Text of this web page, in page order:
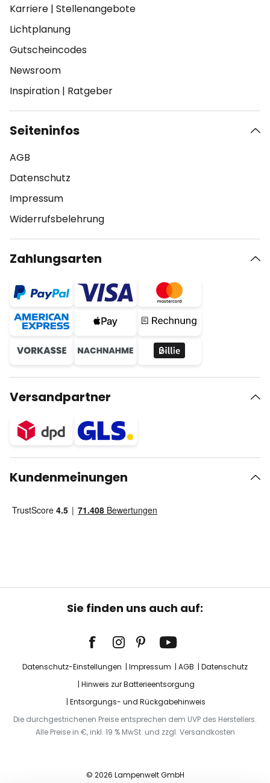
Karriere | Stellenangebote
Lichtplanung
Gutscheincodes
Newsroom
Inspiration | Ratgeber
Seiteninfos
AGB
Datenschutz
Impressum
Widerrufsbelehrung
Zahlungsarten
Versandpartner
Kundenmeinungen
Sie finden uns auch auf:
Datenschutz-Einstellungen Impressum AGB
Datenschutz
Hinweis zur Batterieentsorgung
Entsorgungs- und Rückgabehinweis
Die durchgestrichenen Preise entsprechen dem UVP des Herstellers.
Alle Preise in €, inkl. 19 % MwSt. und zzgl. Versandkosten
© 2026 Lampenwelt GmbH